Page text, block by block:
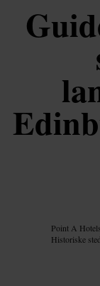
Point A Hotels
Historiske